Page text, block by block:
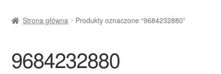
Dostawa
Dostawa na cały świat
Strona główna Produkty oznaczone “9684232880”
9684232880